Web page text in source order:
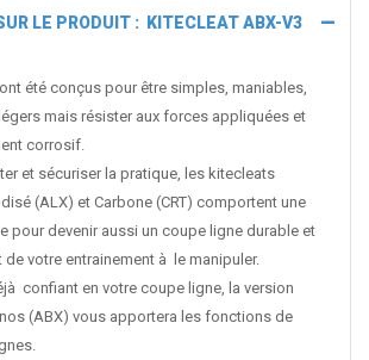
LE PRODUIT : KITECLEAT ABX-V3
été conçus pour être simples, maniables,
mais résister aux forces appliquées et
corrosif.
et sécuriser la pratique, les kitecleats
(ALX) et Carbone (CRT) comportent une
pour devenir aussi un coupe ligne durable et
votre entrainement à le manipuler.
confiant en votre coupe ligne, la version
(ABX) vous apportera les fonctions de